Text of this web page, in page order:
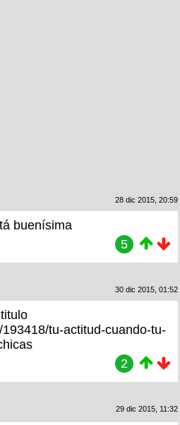
28 dic 2015, 20:59
buenísima
5
30 dic 2015, 01:52
tu-actitud-cuando-tu-
2
29 dic 2015, 11:32